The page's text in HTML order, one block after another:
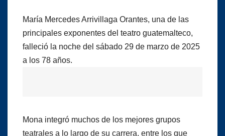
María Mercedes Arrivillaga Orantes, una de las
principales exponentes del teatro guatemalteco,
falleció la noche del sábado 29 de marzo de 2025
a los 78 años.
Mona integró muchos de los mejores grupos
teatrales a lo largo de su carrera, entre los que